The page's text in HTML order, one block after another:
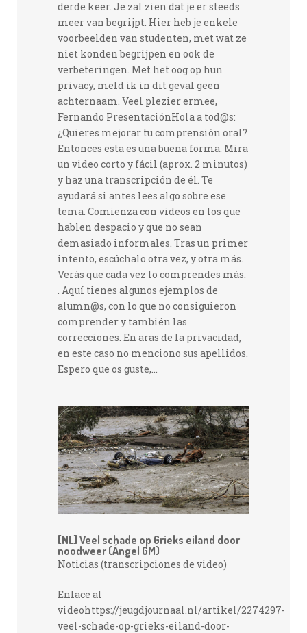
derde keer. Je zal zien dat je er steeds
meer van begrijpt. Hier heb je enkele
voorbeelden van studenten, met wat ze
niet konden begrijpen en ook de
verbeteringen. Met het oog op hun
privacy, meld ik in dit geval geen
achternaam. Veel plezier ermee,
Fernando PresentaciónHola a tod@s:
¿Quieres mejorar tu comprensión oral?
Entonces esta es una buena forma. Mira
un video corto y fácil (aprox. 2 minutos)
y haz una transcripción de él. Te
ayudará si antes lees algo sobre ese
tema. Comienza con videos en los que
hablen despacio y que no sean
demasiado informales. Tras un primer
intento, escúchalo otra vez, y otra más.
Verás que cada vez lo comprendes más.
. Aquí tienes algunos ejemplos de
alumn@s, con lo que no consiguieron
comprender y también las
correcciones. En aras de la privacidad,
en este caso no menciono sus apellidos.
Espero que os guste,...
[NL] Veel schade op Grieks eiland door
noodweer (Ángel GM)
Noticias (transcripciones de video)
Enlace al
videohttps://jeugdjournaal.nl/artikel/2274297-
veel-schade-op-grieks-eiland-door-